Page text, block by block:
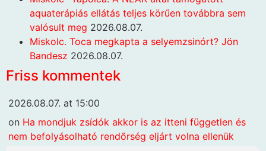
aquaterápiás ellátás teljes körűen továbbra sem
valósult meg 2026.08.07.
Miskolc. Toca megkapta a selyemzsinórt? Jön
Bandesz 2026.08.07.
Friss kommentek
2026.08.07. at 15:00
on Ha mondjuk zsídók akkor is az itteni független és
nem befolyásolható rendőrség eljárt volna ellenük